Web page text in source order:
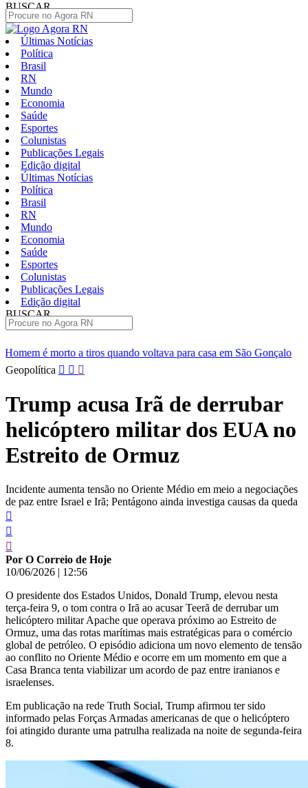
BUSCAR
Últimas Notícias
Política
Brasil
RN
Mundo
Economia
Saúde
Esportes
Colunistas
Publicações Legais
Edição digital
Últimas Notícias
Política
Brasil
RN
Mundo
Economia
Saúde
Esportes
Colunistas
Publicações Legais
Edição digital
BUSCAR
quando voltava para casa em São Gonçalo
Operação prende
Pular
conteúdo
Geopolítica
Trump acusa Irã de derrubar
helicóptero militar dos EUA no
Estreito de Ormuz
Incidente aumenta tensão no Oriente Médio em meio a negociações
de paz entre Israel e Irã; Pentágono ainda investiga causas da queda
Por O Correio de Hoje
10/06/2026 | 12:56
O presidente dos Estados Unidos, Donald Trump, elevou nesta
terça-feira 9, o tom contra o Irã ao acusar Teerã de derrubar um
helicóptero militar Apache que operava próximo ao Estreito de
Ormuz, uma das rotas marítimas mais estratégicas para o comércio
global de petróleo. O episódio adiciona um novo elemento de tensão
ao conflito no Oriente Médio e ocorre em um momento em que a
Casa Branca tenta viabilizar um acordo de paz entre iranianos e
israelenses.
Em publicação na rede Truth Social, Trump afirmou ter sido
informado pelas Forças Armadas americanas de que o helicóptero
foi atingido durante uma patrulha realizada na noite de segunda-feira
8.